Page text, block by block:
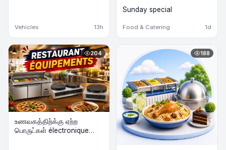
Vehicles 13h
Sunday special
Food & Catering 1d
204
உணவகத்திற்க்கு ஏற்ற
பொருட்கள் électronique
188